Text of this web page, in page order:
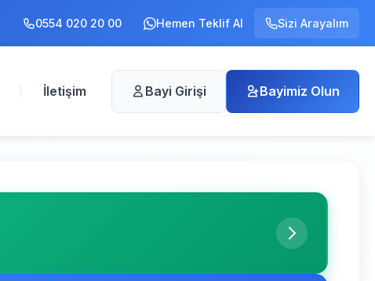
0554 020 20 00 Hemen Teklif Al Sizi Arayalım
İletişim Bayi Girişi Bayimiz Olun